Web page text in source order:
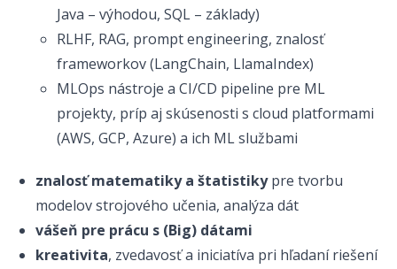
Java – výhodou, SQL – základy)
RLHF, RAG, prompt engineering, znalosť
frameworkov (LangChain, LlamaIndex)
MLOps nástroje a CI/CD pipeline pre ML
projekty, príp aj skúsenosti s cloud platformami
(AWS, GCP, Azure) a ich ML službami
znalosť matematiky a štatistikypre tvorbu
modelov strojového učenia, analýza dát
vášeň pre prácu s (Big) dátami
kreativita, zvedavosť a iniciatíva pri hľadaní riešení